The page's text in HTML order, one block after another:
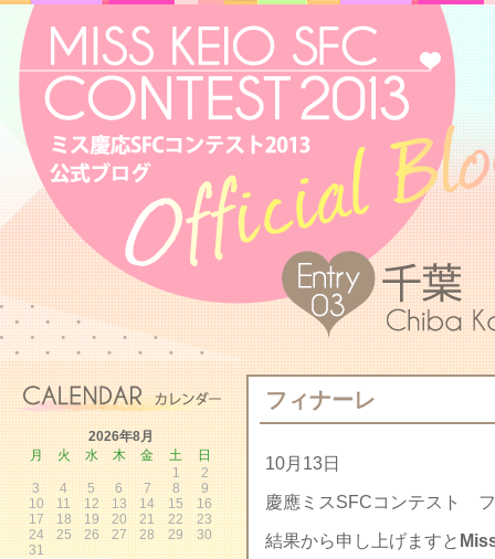
フィナーレ
10月13日
慶應ミスSFCコンテスト
結果から申し上げますと
2026年8月
月
火 水 木 金 土 日
1
2
3
4 5 6 7 8
9
10
11 12 13 14 15
16
17
18 19 20 21 22
23
24
25 26 27 28 29
30
31